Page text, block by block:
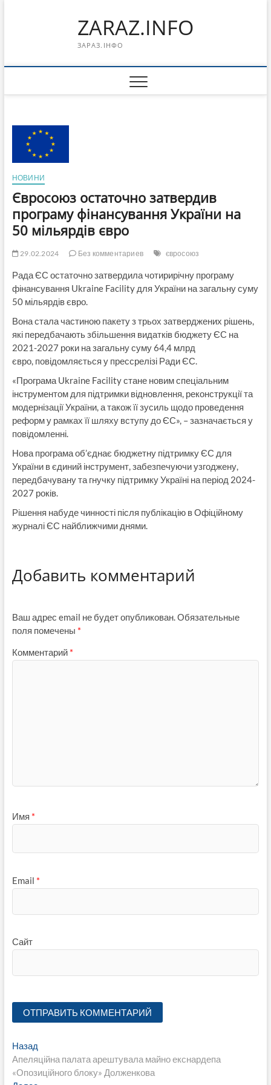
ZARAZ.INFO
ЗАРАЗ.ІНФО
НОВИНИ
Євросоюз остаточно затвердив
програму фінансування України на
50 мільярдів євро
29.02.2024 Без комментариев євросоюз
Рада ЄС остаточно затвердила чотирирічну програму
фінансування Ukraine Facility для України на загальну суму
50 мільярдів євро.
Вона стала частиною пакету з трьох затверджених рішень,
які передбачають збільшення видатків бюджету ЄС на
2021-2027 роки на загальну суму 64,4 млрд
євро, повідомляється у прессрелізі Ради ЄС.
«Програма Ukraine Facility стане новим спеціальним
інструментом для підтримки відновлення, реконструкції та
модернізації України, а також її зусиль щодо проведення
реформ у рамках її шляху вступу до ЄС», – зазначається у
повідомленні.
Нова програма об’єднає бюджетну підтримку ЄС для
України в єдиний інструмент, забезпечуючи узгоджену,
передбачувану та гнучку підтримку Україні на період 2024-
2027 років.
Рішення набуде чинності після публікацію в Офіційному
журналі ЄС найближчими днями.
Добавить комментарий
Ваш адрес email не будет опубликован.Обязательные
поля помечены *
Комментарий *
Имя *
Email *
Сайт
Навигация
по
НазадПредыдущая
запись:
Апеляційна палата арештувала майно екснардепа
«Опозиційного блоку» Долженкова